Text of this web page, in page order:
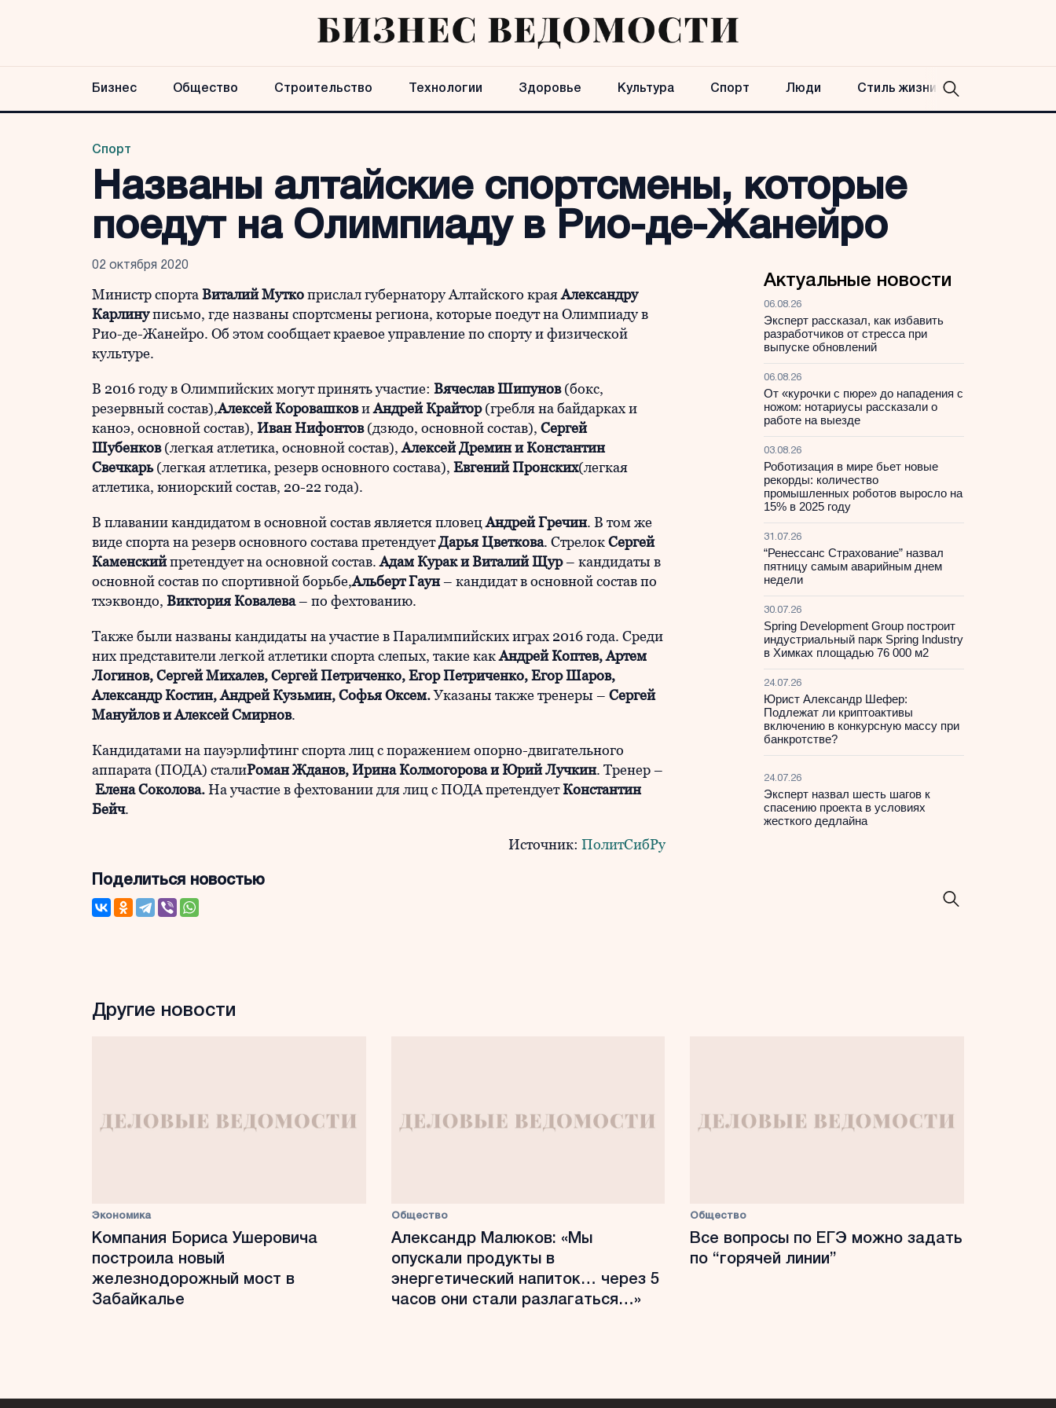
Бизнес Общество Строительство Технологии Здоровье Культура Спорт Люди Стиль жизни
Спорт
Названы алтайские спортсмены, которые
поедут на Олимпиаду в Рио-де-Жанейро
02 октября 2020
Министр спорта Виталий Муткоприслал губернатору Алтайского краяАлександру
Карлинуписьмо, где названы спортсмены региона, которые поедут на Олимпиаду в
Рио-де-Жанейро. Об этом сообщает краевое управление по спорту и физической
культуре.
В 2016 году в Олимпийских могут принять участие: Вячеслав Шипунов(бокс,
резервный состав),Алексей КоровашковиАндрей Крайтор(гребля на байдарках и
каноэ, основной состав), Иван Нифонтов(дзюдо, основной состав), Сергей
Шубенков (легкая атлетика, основной состав),Алексей Дремин и Константин
Свечкарь(легкая атлетика, резерв основного состава), Евгений Пронских(легкая
атлетика, юниорский состав, 20-22 года).
В плавании кандидатом в основной состав является пловецАндрей Гречин. В том же
виде спорта на резерв основного состава претендуетДарья Цветкова. СтрелокСергей
Каменскийпретендует на основной состав.Адам Курак и Виталий Щур– кандидаты в
основной состав по спортивной борьбе,Альберт Гаун– кандидат в основной состав по
тхэквондо, Виктория Ковалева– по фехтованию.
Также были названы кандидаты на участие в Паралимпийских играх 2016 года. Среди
них представители легкой атлетики спорта слепых, такие какАндрей Коптев, Артем
Логинов, Сергей Михалев, Сергей Петриченко, Егор Петриченко, Егор Шаров,
Александр Костин, Андрей Кузьмин, Софья Оксем.Указаны также тренеры – Сергей
Мануйлов и Алексей Смирнов.
Кандидатами на пауэрлифтинг спорта лиц с поражением опорно-двигательного
аппарата (ПОДА) сталиРоман Жданов, Ирина Колмогорова и Юрий Лучкин. Тренер –
Елена Соколова.На участие в фехтовании для лиц с ПОДА претендуетКонстантин
Бейч.
Источник: ПолитСибРу
Поделиться новостью
Актуальные новости
06.08.26
Эксперт рассказал, как избавить
разработчиков от стресса при
выпуске обновлений
06.08.26
От «курочки с пюре» до нападения с
ножом: нотариусы рассказали о
работе на выезде
03.08.26
Роботизация в мире бьет новые
рекорды: количество
промышленных роботов выросло на
15% в 2025 году
31.07.26
“Ренессанс Страхование” назвал
пятницу самым аварийным днем
недели
30.07.26
Spring Development Group построит
индустриальный парк Spring Industry
в Химках площадью 76 000 м2
24.07.26
Юрист Александр Шефер:
Подлежат ли криптоактивы
включению в конкурсную массу при
банкротстве?
24.07.26
Эксперт назвал шесть шагов к
спасению проекта в условиях
жесткого дедлайна
Другие новости
Экономика
Компания Бориса Ушеровича
построила новый
железнодорожный мост в
Забайкалье
Общество
Александр Малюков: «Мы
опускали продукты в
энергетический напиток… через 5
часов они стали разлагаться…»
Общество
Все вопросы по ЕГЭ можно задать
по “горячей линии”